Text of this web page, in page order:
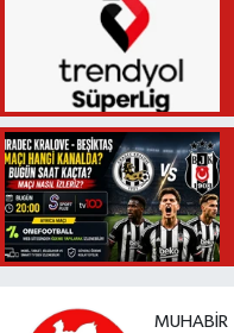
MUHABIR